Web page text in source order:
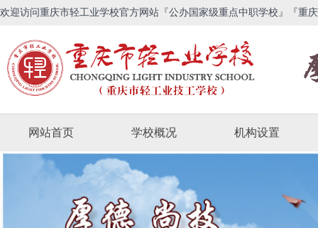
欢迎访问重庆市轻工业学校官方网站『公办国家级重点中职学校』『重
网站首页 学校概况 机构设置